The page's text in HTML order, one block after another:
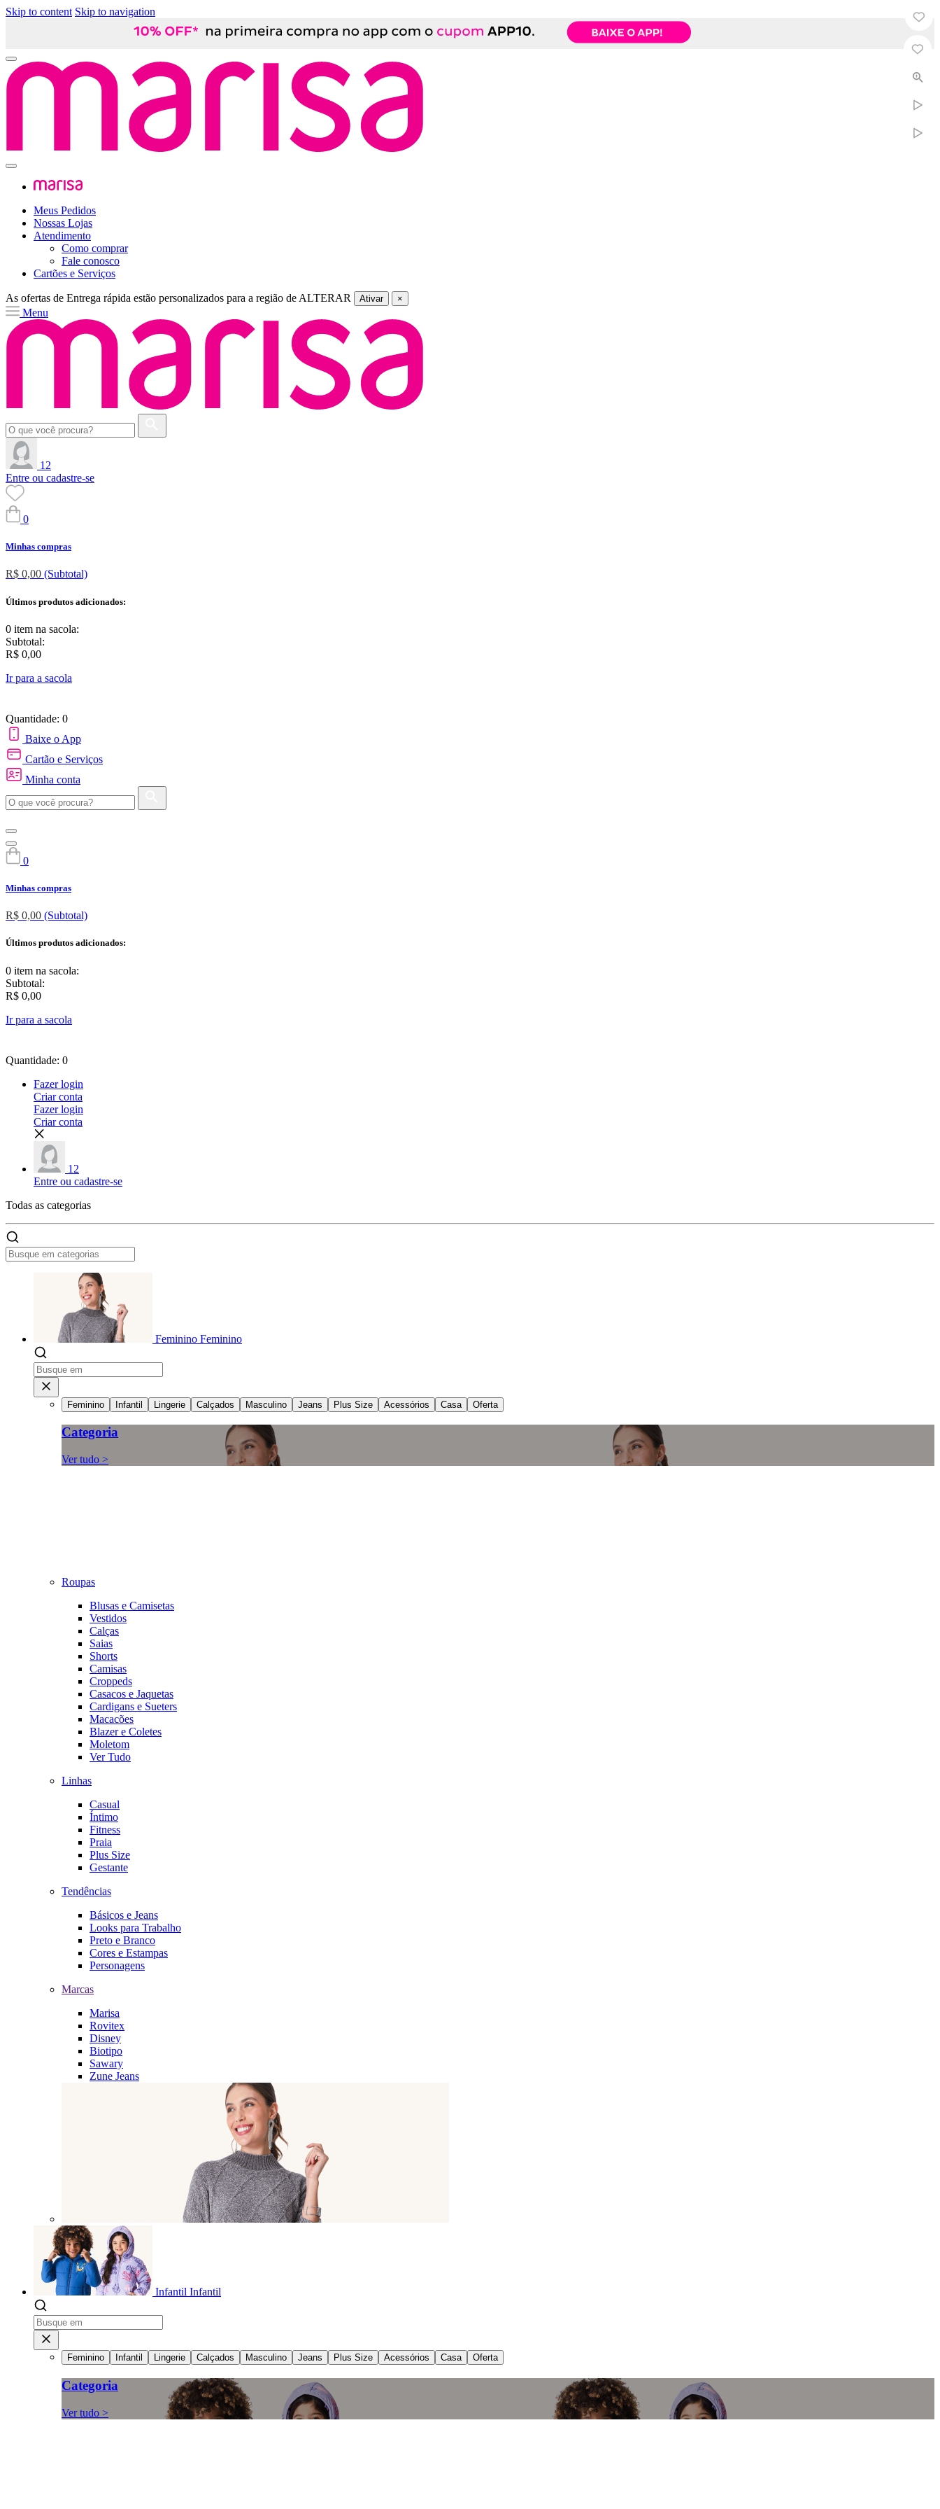
Skip to content Skip to navigation
Meus Pedidos
Nossas Lojas
Atendimento
Como comprar
Fale conosco
Cartões e Serviços
As ofertas de Entrega rápida estão personalizados para a região de ALTERAR Ativar ×
Menu
12
Entre ou cadastre-se
0
Minhas compras
R$ 0,00 (Subtotal)
Últimos produtos adicionados:
0 item na sacola:
Subtotal:
R$ 0,00
Ir para a sacola
Quantidade: 0
Baixe o App
Cartão e Serviços
Minha conta
0
Minhas compras
R$ 0,00 (Subtotal)
Últimos produtos adicionados:
0 item na sacola:
Subtotal:
R$ 0,00
Ir para a sacola
Quantidade: 0
Fazer login
Criar conta
Fazer login
Criar conta
12
Entre ou cadastre-se
Todas as categorias
Feminino Feminino
Feminino Infantil Lingerie Calçados Masculino Jeans Plus Size Acessórios Casa Oferta
Categoria
Ver tudo >
Roupas
Blusas e Camisetas
Vestidos
Calças
Saias
Shorts
Camisas
Croppeds
Casacos e Jaquetas
Cardigans e Sueters
Macacões
Blazer e Coletes
Moletom
Ver Tudo
Linhas
Casual
Íntimo
Fitness
Praia
Plus Size
Gestante
Tendências
Básicos e Jeans
Looks para Trabalho
Preto e Branco
Cores e Estampas
Personagens
Marcas
Marisa
Rovitex
Disney
Biotipo
Sawary
Zune Jeans
Infantil Infantil
Feminino Infantil Lingerie Calçados Masculino Jeans Plus Size Acessórios Casa Oferta
Categoria
Ver tudo >